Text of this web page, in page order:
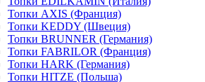
Топки AXIS (Франция)
Топки KEDDY (Швеция)
Топки BRUNNER (Германия)
Топки FABRILOR (Франция)
Топки HARK (Германия)
Топки HITZE (Польша)